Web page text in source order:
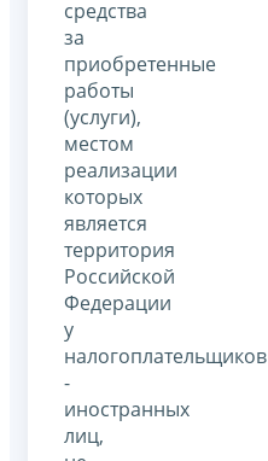
средства
за
приобретенные
работы
(услуги),
местом
реализации
которых
является
территория
Российской
Федерации
у
налогоплательщиков
-
иностранных
лиц,